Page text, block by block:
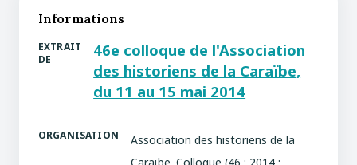
Informations
EXTRAIT
DE
46e colloque de l'Association
des historiens de la Caraïbe,
du 11 au 15 mai 2014
ORGANISATION
Association des historiens de la